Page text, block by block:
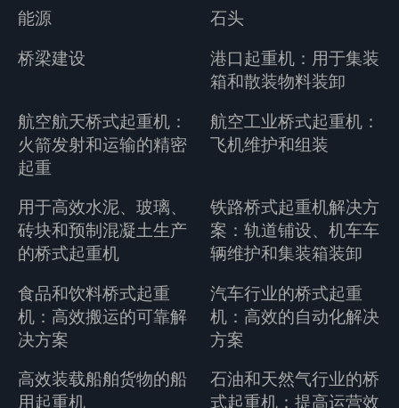
能源
石头
桥梁建设
港口起重机：用于集装
箱和散装物料装卸
航空航天桥式起重机：
火箭发射和运输的精密
起重
航空工业桥式起重机：
飞机维护和组装
用于高效水泥、玻璃、
砖块和预制混凝土生产
的桥式起重机
铁路桥式起重机解决方
案：轨道铺设、机车车
辆维护和集装箱装卸
食品和饮料桥式起重
机：高效搬运的可靠解
决方案
汽车行业的桥式起重
机：高效的自动化解决
方案
高效装载船舶货物的船
石油和天然气行业的桥